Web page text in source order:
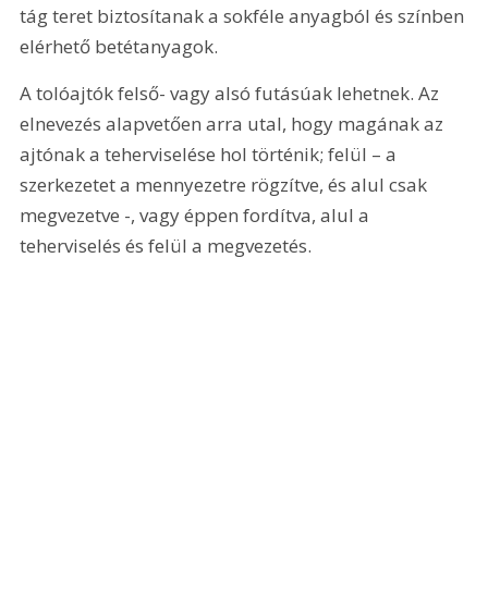
tág teret biztosítanak a sokféle anyagból és színben
elérhető betétanyagok.
A tolóajtók felső- vagy alsó futásúak lehetnek. Az
elnevezés alapvetően arra utal, hogy magának az
ajtónak a teherviselése hol történik; felül – a
szerkezetet a mennyezetre rögzítve, és alul csak
megvezetve -, vagy éppen fordítva, alul a
teherviselés és felül a megvezetés.